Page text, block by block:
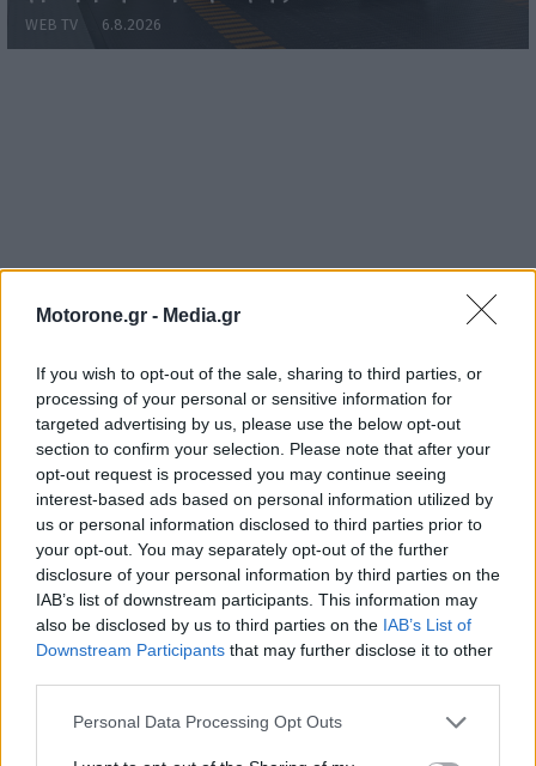
Motorone.gr - Media.gr
If you wish to opt-out of the sale, sharing to third parties, or
processing of your personal or sensitive information for
targeted advertising by us, please use the below opt-out
section to confirm your selection. Please note that after your
opt-out request is processed you may continue seeing
interest-based ads based on personal information utilized by
us or personal information disclosed to third parties prior to
your opt-out. You may separately opt-out of the further
disclosure of your personal information by third parties on the
IAB’s list of downstream participants. This information may
also be disclosed by us to third parties on the IAB’s List of
Downstream Participants that may further disclose it to other
Personal Data Processing Opt Outs
WEB TV 6.8.2026
ΕΠΙΚΑΙΡΟΤΗΤΑ